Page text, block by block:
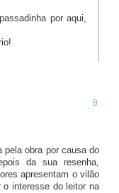
por aqui,
pela obra por causa do
da sua resenha,
apresentam o vilão
interesse do leitor na